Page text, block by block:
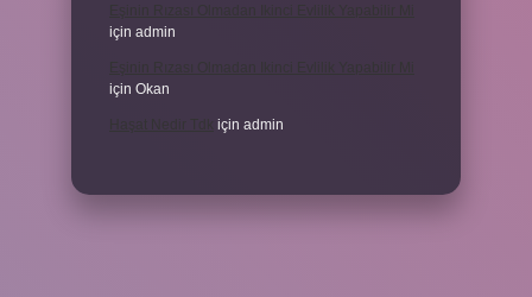
için admin
için Okan
için admin